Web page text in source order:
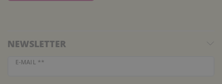
NEWSLETTER
E-MAIL **
Newsletter Honig